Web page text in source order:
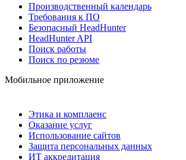
Производственный календарь
Требования к ПО
Безопасный HeadHunter
HeadHunter API
Поиск работы
Поиск по резюме
Мобильное приложение
Этика и комплаенс
Оказание услуг
Использование сайтов
Защита персональных данных
ИТ аккредитация